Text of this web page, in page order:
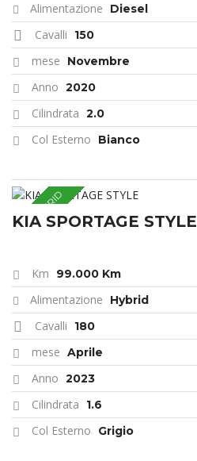
Alimentazione Diesel
Cavalli 150
mese Novembre
Anno 2020
Cilindrata 2.0
Col Esterno Bianco
FULL HYBRID
KIA SPORTAGE STYLE
Km 99.000 Km
Alimentazione Hybrid
Cavalli 180
mese Aprile
Anno 2023
Cilindrata 1.6
Col Esterno Grigio